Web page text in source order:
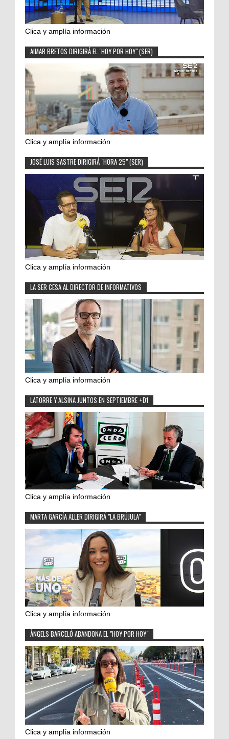
Clica y amplía información
AIMAR BRETOS DIRIGIRÁ EL "HOY POR HOY" (SER)
Clica y amplía información
JOSÉ LUIS SASTRE DIRIGIRÁ "HORA 25" (SER)
Clica y amplía información
LA SER CESA AL DIRECTOR DE INFORMATIVOS
Clica y amplía información
LATORRE Y ALSINA JUNTOS EN SEPTIEMBRE +D1
Clica y amplía información
MARTA GARCÍA ALLER DIRIGIRÁ "LA BRÚJULA"
Clica y amplía información
ÀNGELS BARCELÓ ABANDONA EL "HOY POR HOY"
Clica y amplía información